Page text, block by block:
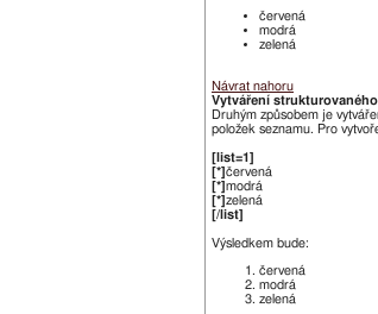
červená
modrá
zelená
Návrat nahoru
Vytváření
Druhým způsobem je
položek seznamu. Pro
[list=1]
[*]červená
[*]modrá
[*]zelená
[/list]
Výsledkem bude:
červená
modrá
zelená